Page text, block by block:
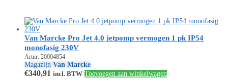
Van Marcke Pro Jet 4.0 jetpomp vermogen 1 pk IP54
monofasig 230V
Artnr: 20004854
Magazijn Van Marcke
€340,91 incl. BTW Toevoegen aan winkelwagen